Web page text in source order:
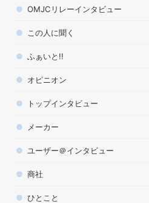
OMJCリレーインタビュー
この人に聞く
ふぁいと!!
オピニオン
トップインタビュー
メーカー
ユーザー＠インタビュー
商社
ひとこと